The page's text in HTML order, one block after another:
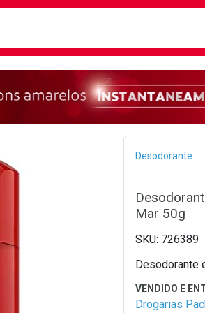
Desodorante
Mar 50g
726389
Desodorante
Drogarias